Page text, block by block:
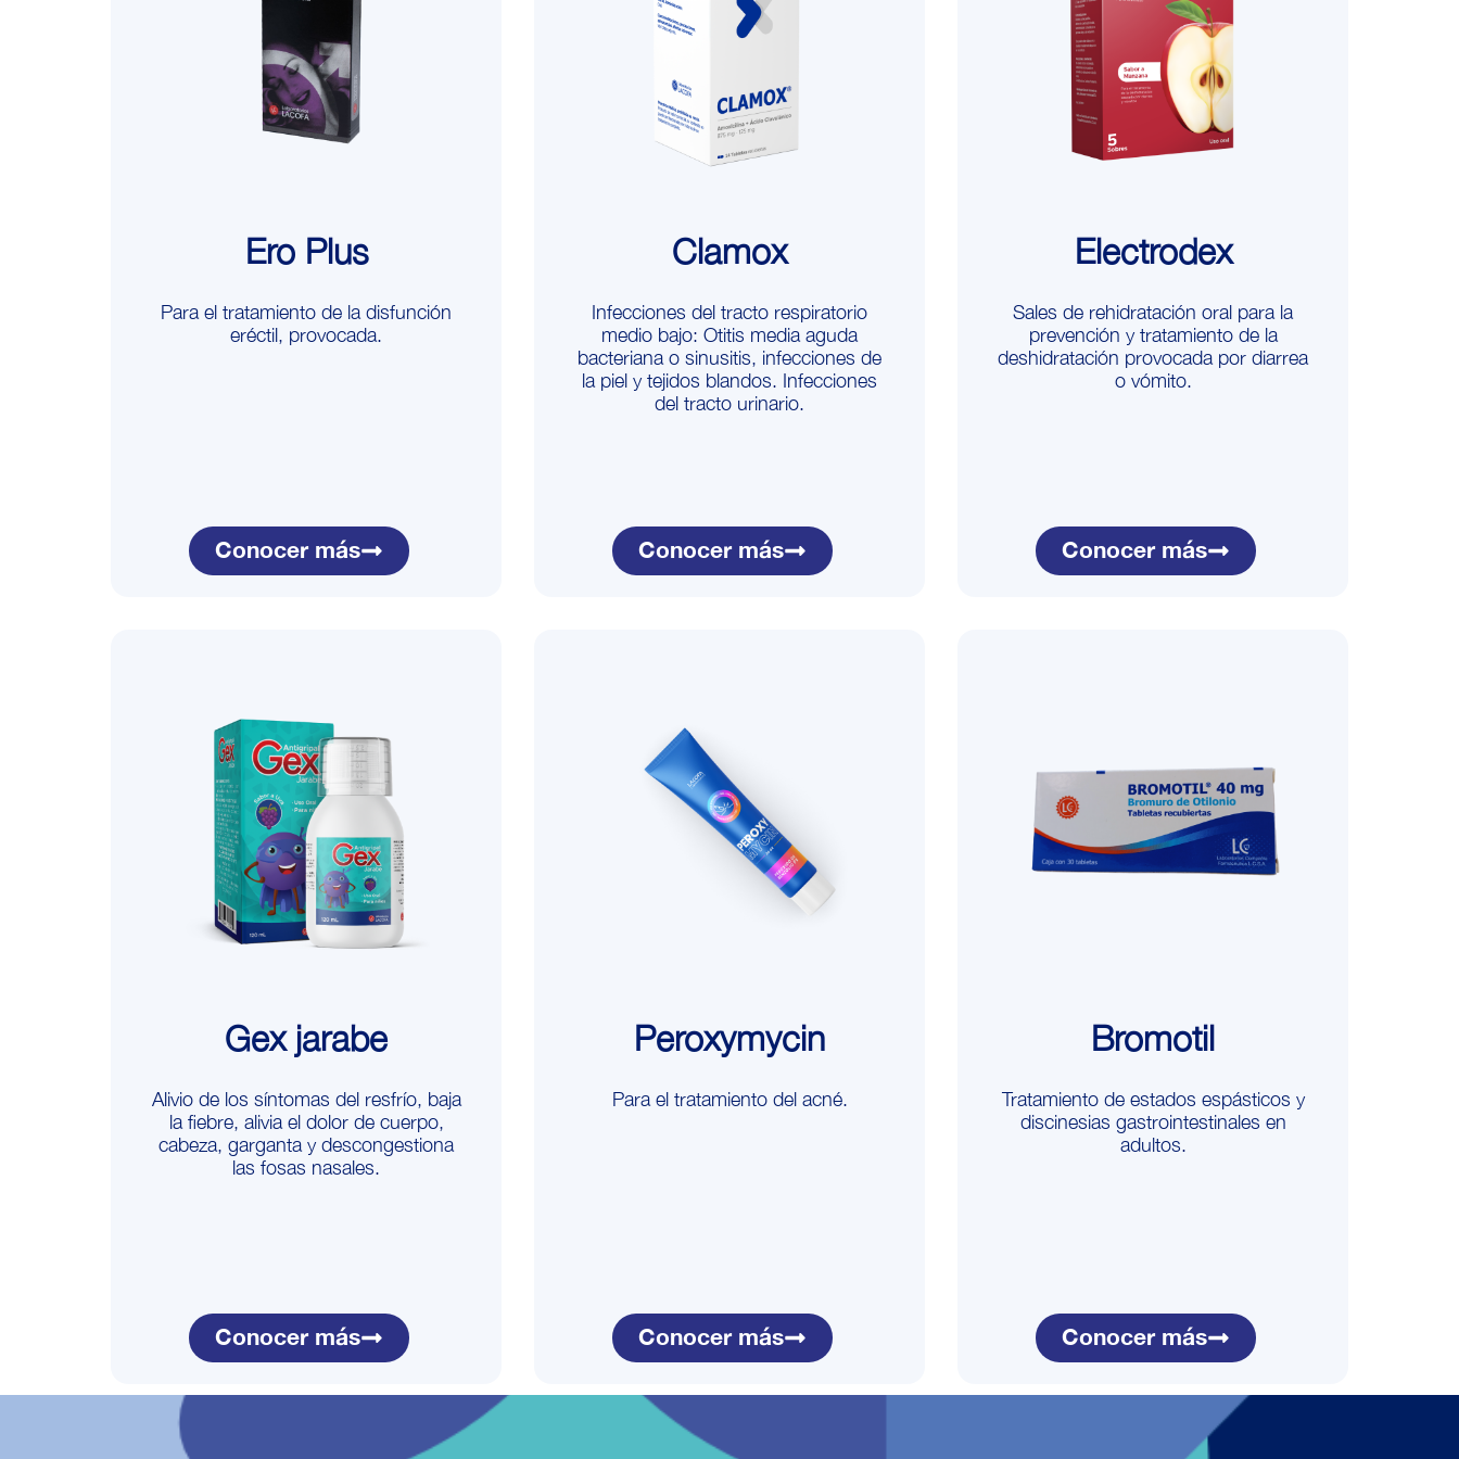
Ero Plus
Para el tratamiento de la disfunción
eréctil, provocada.
Conocer más
Clamox
Infecciones del tracto respiratorio
medio bajo: Otitis media aguda
bacteriana o sinusitis, infecciones de
la piel y tejidos blandos. Infecciones
del tracto urinario.
Conocer más
Electrodex
Sales de rehidratación oral para la
prevención y tratamiento de la
deshidratación provocada por diarrea
o vómito.
Conocer más
Gex jarabe
Alivio de los síntomas del resfrío, baja
la fiebre, alivia el dolor de cuerpo,
cabeza, garganta y descongestiona
las fosas nasales.
Conocer más
Peroxymycin
Para el tratamiento del acné.
Conocer más
Bromotil
Tratamiento de estados espásticos y
discinesias gastrointestinales en
adultos.
Conocer más